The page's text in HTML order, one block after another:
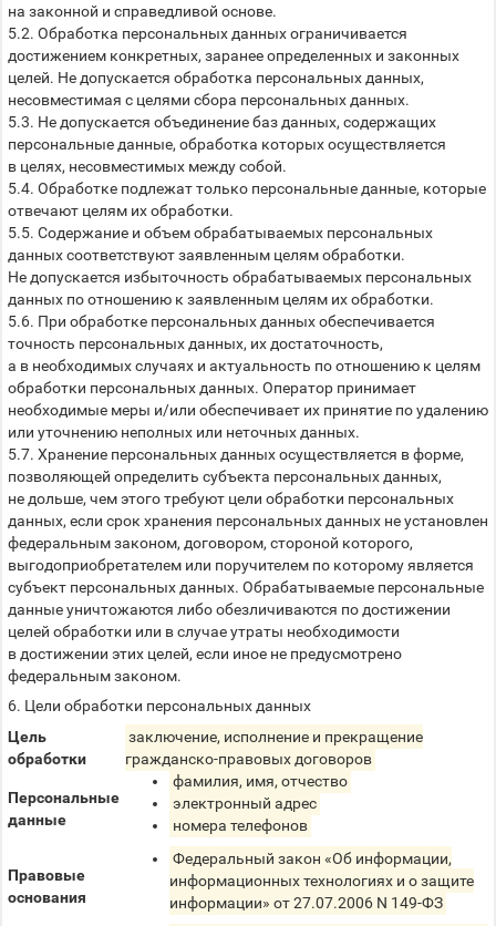
на законной и справедливой основе.
5.2. Обработка персональных данных ограничивается
достижением конкретных, заранее определенных и законных
целей. Не допускается обработка персональных данных,
несовместимая с целями сбора персональных данных.
5.3. Не допускается объединение баз данных, содержащих
персональные данные, обработка которых осуществляется
в целях, несовместимых между собой.
5.4. Обработке подлежат только персональные данные, которые
отвечают целям их обработки.
5.5. Содержание и объем обрабатываемых персональных
данных соответствуют заявленным целям обработки.
Не допускается избыточность обрабатываемых персональных
данных по отношению к заявленным целям их обработки.
5.6. При обработке персональных данных обеспечивается
точность персональных данных, их достаточность,
а в необходимых случаях и актуальность по отношению к целям
обработки персональных данных. Оператор принимает
необходимые меры и/или обеспечивает их принятие по удалению
или уточнению неполных или неточных данных.
5.7. Хранение персональных данных осуществляется в форме,
позволяющей определить субъекта персональных данных,
не дольше, чем этого требуют цели обработки персональных
данных, если срок хранения персональных данных не установлен
федеральным законом, договором, стороной которого,
выгодоприобретателем или поручителем по которому является
субъект персональных данных. Обрабатываемые персональные
данные уничтожаются либо обезличиваются по достижении
целей обработки или в случае утраты необходимости
в достижении этих целей, если иное не предусмотрено
федеральным законом.
6. Цели обработки персональных данных
Цель
обработки
заключение, исполнение и прекращение
гражданско-правовых договоров
Персональные
данные
фамилия, имя, отчество
электронный адрес
номера телефонов
Правовые
основания
Федеральный закон «Об информации,
информационных технологиях и о защите
информации» от 27.07.2006 N 149-ФЗ